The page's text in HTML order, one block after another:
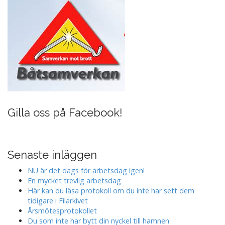
Gilla oss på Facebook!
Senaste inläggen
NU är det dags för arbetsdag igen!
En mycket trevlig arbetsdag
Här kan du läsa protokoll om du inte har sett dem
tidigare i Filarkivet
Årsmötesprotokollet
Du som inte har bytt din nyckel till hamnen